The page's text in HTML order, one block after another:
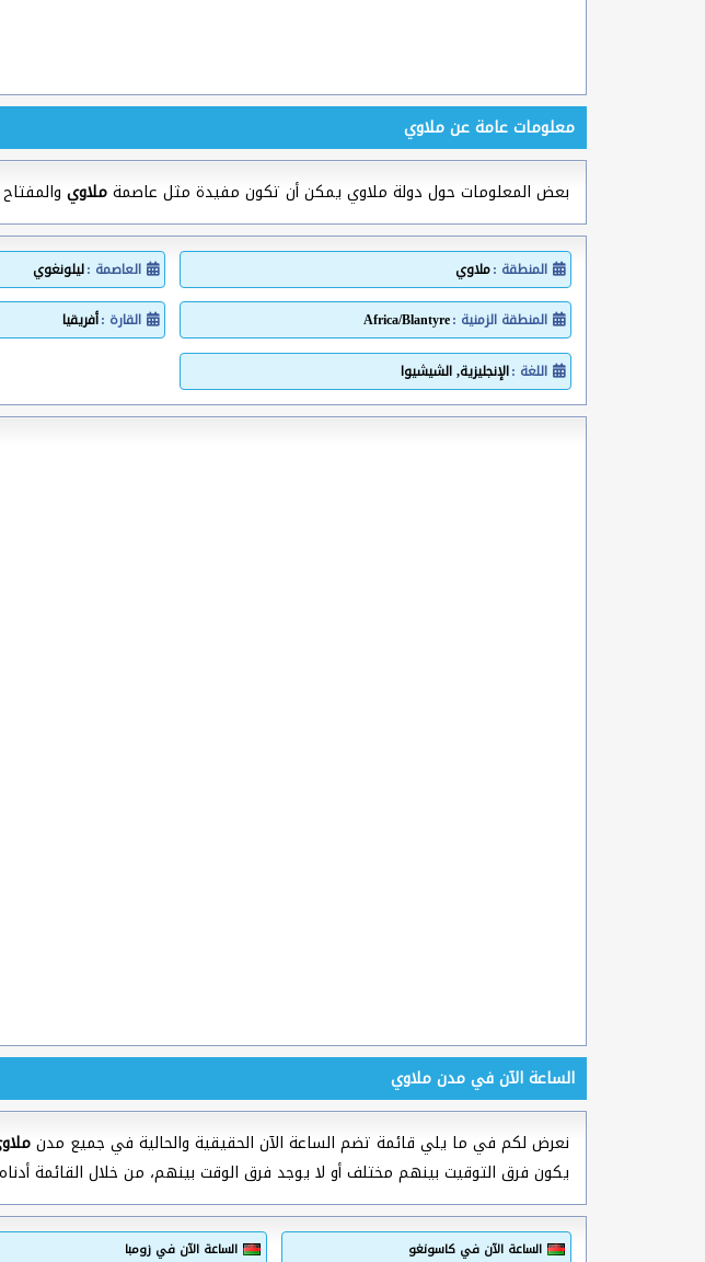
معلومات عامة عن ملاوي
بعض المعلومات حول دولة ملاوي يمكن أن تكون مفيدة مثل عاصمةملاويوالمفتاح
المنطقة :ملاوي العاصمة :ليلونغوي
المنطقة الزمنية :Africa/Blantyre القارة :أفريقيا
اللغة :الإنجليزية, الشيشيوا
الساعة الآن في مدن ملاوي
نعرض لكم في ما يلي قائمة تضم الساعة الآن الحقيقية والحالية في جميع مدن
يكون فرق التوقيت بينهم مختلف أو لا يوجد فرق الوقت بينهم، من خلال القائمة
الساعة الآن في كاسونغو الساعة الآن في زومبا